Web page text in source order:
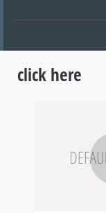
click here